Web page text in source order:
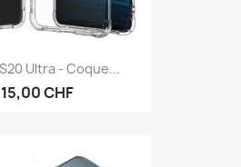
Ultra - Coque...
15,00 CHF